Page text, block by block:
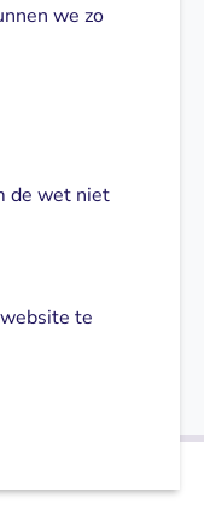
we zo
de wet niet
te